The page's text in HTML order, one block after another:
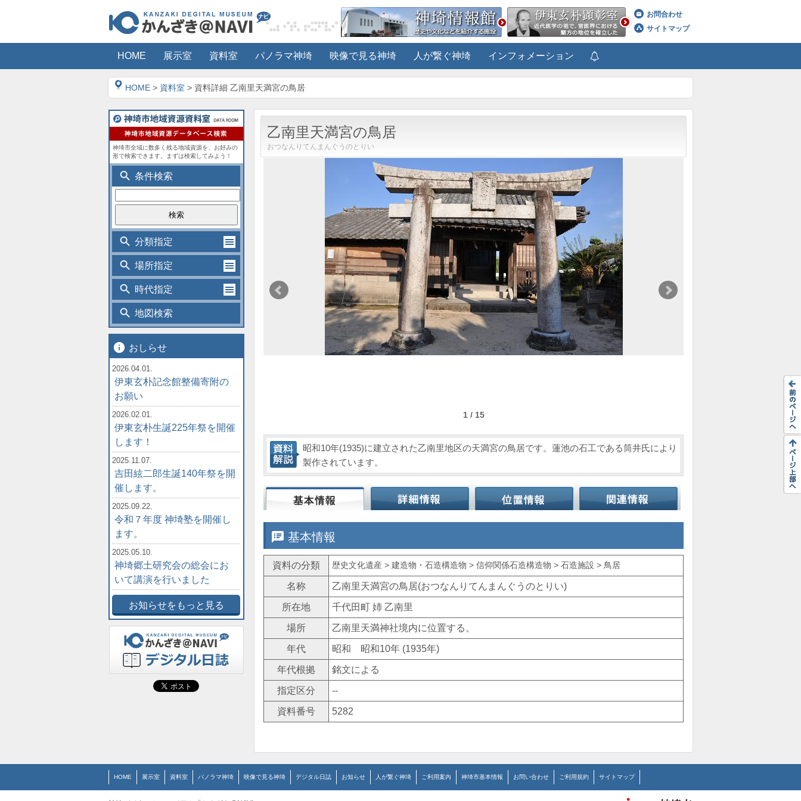
お問合わせ
サイトマップ
HOME 展示室 資料室 パノラマ神埼 映像で見る神埼 人が繋ぐ神埼 インフォメーション
HOME > 資料室 > 資料詳細 乙南里天満宮の鳥居
乙南里天満宮の鳥居
おつなんりてんまんぐうのとりい
1 / 15
昭和10年(1935)に建立された乙南里地区の天満宮の鳥居です。蓮池の石工である筒井氏により
製作されています。
speaker_notes 基本情報
資料の分類 歴史文化遺産 > 建造物・石造構造物 > 信仰関係石造構造物 > 石造施設 > 鳥居
名称 乙南里天満宮の鳥居(おつなんりてんまんぐうのとりい)
所在地 千代田町 姉 乙南里
場所 乙南里天満神社境内に位置する。
年代 昭和 昭和10年 (1935年)
年代根拠 銘文による
指定区分 --
資料番号 5282
神埼市全域に数多く残る地域資源を、お好みの
形で検索できます。まずは検索してみよう！
search 条件検索
search 分類指定
search 場所指定
search 時代指定
search 地図検索
info おしらせ
2026.04.01.
伊東玄朴記念館整備寄附の
お願い
2026.02.01.
伊東玄朴生誕225年祭を開催
します！
2025.11.07.
吉田絃二郎生誕140年祭を開
催します。
2025.09.22.
令和７年度 神埼塾を開催し
ます。
2025.05.10.
神埼郷土研究会の総会にお
いて講演を行いました
お知らせをもっと見る
HOME 展示室 資料室 パノラマ神埼 映像で見る神埼 デジタル日誌 お知らせ 人が繋ぐ神埼 ご利用案内 神埼市基本情報 お問い合わせ ご利用規約 サイトマップ